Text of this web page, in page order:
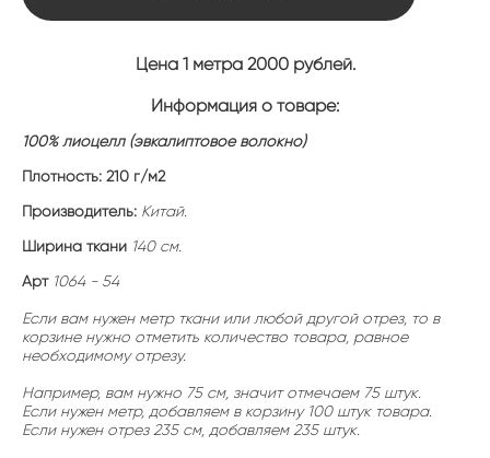
Цена 1 метра 2000 рублей.
Информация о товаре:
100% лиоцелл (эвкалиптовое волокно)
Плотность: 210 г/м2
Производитель: Китай.
Ширина ткани 140 см.
Арт 1064 - 54
Если вам нужен метр ткани или любой другой отрез, то в
корзине нужно отметить количество товара, равное
необходимому отрезу.
Например, вам нужно 75 см, значит отмечаем 75 штук.
Если нужен метр, добавляем в корзину 100 штук товара.
Если нужен отрез 235 см, добавляем 235 штук.